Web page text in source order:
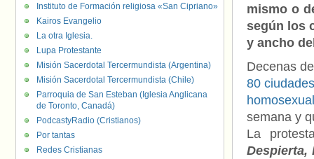
mismo o
según los
y ancho
Decenas
80
semana y
La
Despierta,
Instituto de Formación religiosa «San Cipriano»
Kairos Evangelio
La otra Iglesia.
Lupa Protestante
Misión Sacerdotal Tercermundista (Argentina)
Misión Sacerdotal Tercermundista (Chile)
Parroquia de San Esteban (Iglesia Anglicana
de Toronto, Canadá)
PodcastyRadio (Cristianos)
Por tantas
Redes Cristianas